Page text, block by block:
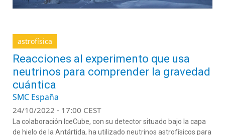
astrofísica
Reacciones al experimento que usa
neutrinos para comprender la gravedad
cuántica
SMC España
24/10/2022 - 17:00 CEST
La colaboración IceCube, con su detector situado bajo la capa
de hielo de la Antártida, ha utilizado neutrinos astrofísicos para